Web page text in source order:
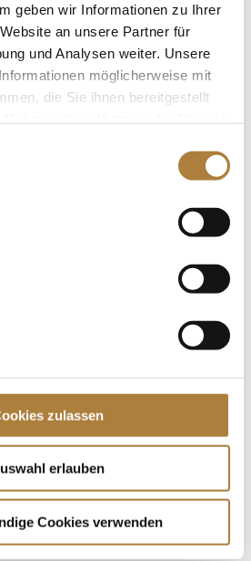
geben wir Informationen zu Ihrer
an unsere Partner für
und Analysen weiter. Unsere
möglicherweise mit
die Sie ihnen bereitgestellt
zulassen
erlauben
Cookies verwenden
München: Siegerinterview
Mai 2015|Deutschlands U25
Reich Pia Reich – die 22-jährige
Grenzland hat die U25-
in München gewonnen. Im Sattel
Charmonie war sie im Stechen
deutsche Ponyfahrer
war eine Premiere und die ist
ersten Mal hatten die deutschen
im kommenden Jahr.
Tischer ist mit neun Gespannen